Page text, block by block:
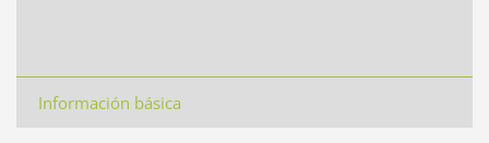
Información básica